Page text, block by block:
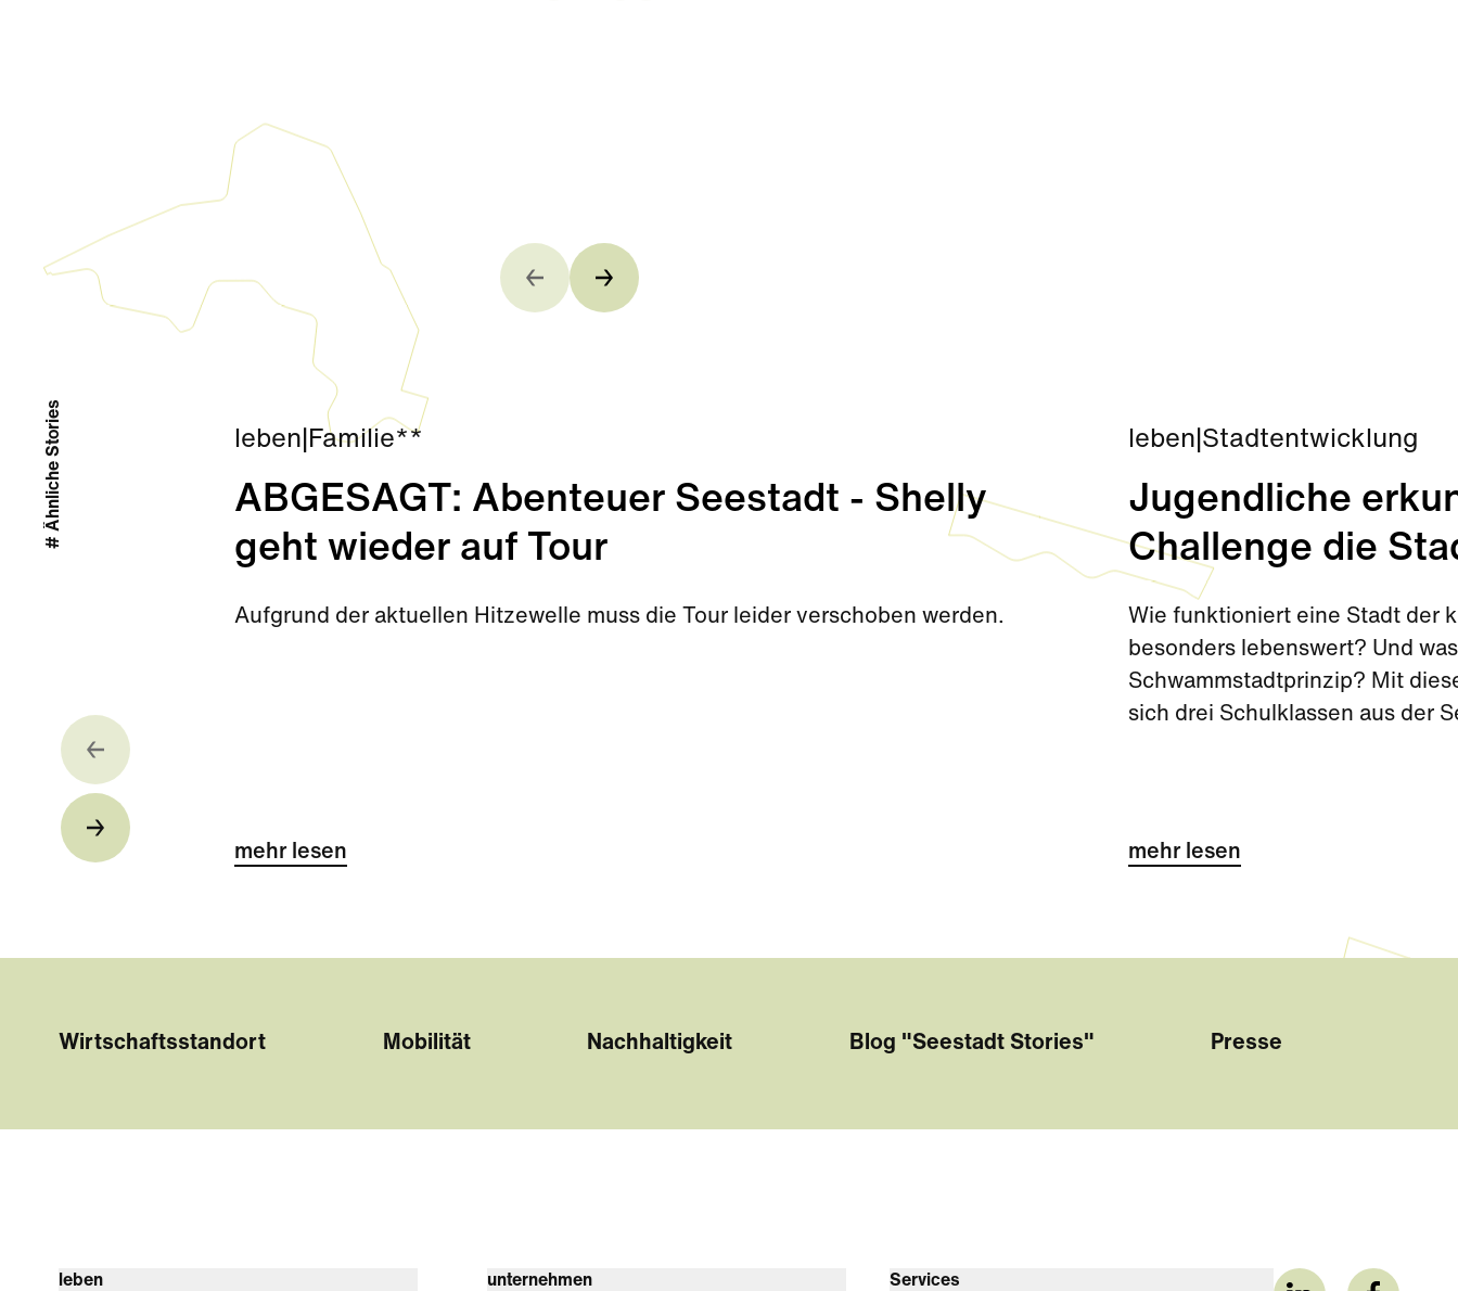
leben Familie**
ABGESAGT: Abenteuer Seestadt - Shelly
geht wieder auf Tour
Aufgrund der aktuellen Hitzewelle muss die Tour leider verschoben werden.
mehr lesen
leben Stadtentwicklung
Jugendliche
Challenge die
Wie funktioniert eine Stadt der
besonders lebenswert? Und
Schwammstadtprinzip? Mit
sich drei Schulklassen aus der
mehr lesen
# Ähnliche Stories
Wirtschaftsstandort Mobilität Nachhaltigkeit Blog "Seestadt Stories" Presse
leben
unternehmen
Services